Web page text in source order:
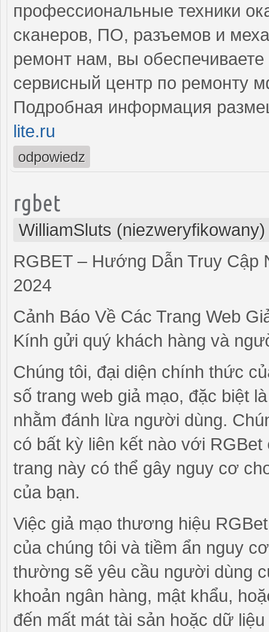
профессиональные техники
сканеров, ПО, разъемов и
ремонт нам, вы
сервисный центр по ремонту
Подробная информация
lite.ru
odpowiedz
rgbet
WilliamSluts (niezweryfikowany)
RGBET – Hướng Dẫn Truy
2024
Cảnh Báo Về Các Trang Web
Kính gửi quý khách hàng và
Chúng tôi, đại diện chính thức
số trang web giả mạo, đặc biệt
nhằm đánh lừa người dùng.
có bất kỳ liên kết nào với
trang này có thể gây nguy cơ
của bạn.
Việc giả mạo thương hiệu
của chúng tôi và tiềm ẩn nguy
thường sẽ yêu cầu người dùng
khoản ngân hàng, mật khẩu,
đến mất mát tài sản hoặc dữ